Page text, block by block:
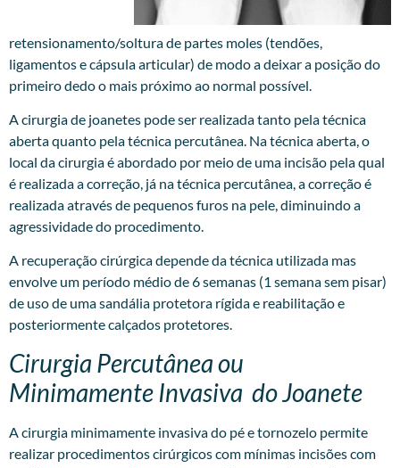
retensionamento/soltura de partes moles (tendões,
ligamentos e cápsula articular) de modo a deixar a posição do
primeiro dedo o mais próximo ao normal possível.
A cirurgia de joanetes pode ser realizada tanto pela técnica
aberta quanto pela técnica percutânea. Na técnica aberta, o
local da cirurgia é abordado por meio de uma incisão pela qual
é realizada a correção, já na técnica percutânea, a correção é
realizada através de pequenos furos na pele, diminuindo a
agressividade do procedimento.
A recuperação cirúrgica depende da técnica utilizada mas
envolve um período médio de 6 semanas (1 semana sem pisar)
de uso de uma sandália protetora rígida e reabilitação e
posteriormente calçados protetores.
Cirurgia Percutânea ou
Minimamente Invasiva do Joanete
Acirurgia minimamente invasivado pé e tornozelo permite
realizar procedimentos cirúrgicos com mínimas incisões com